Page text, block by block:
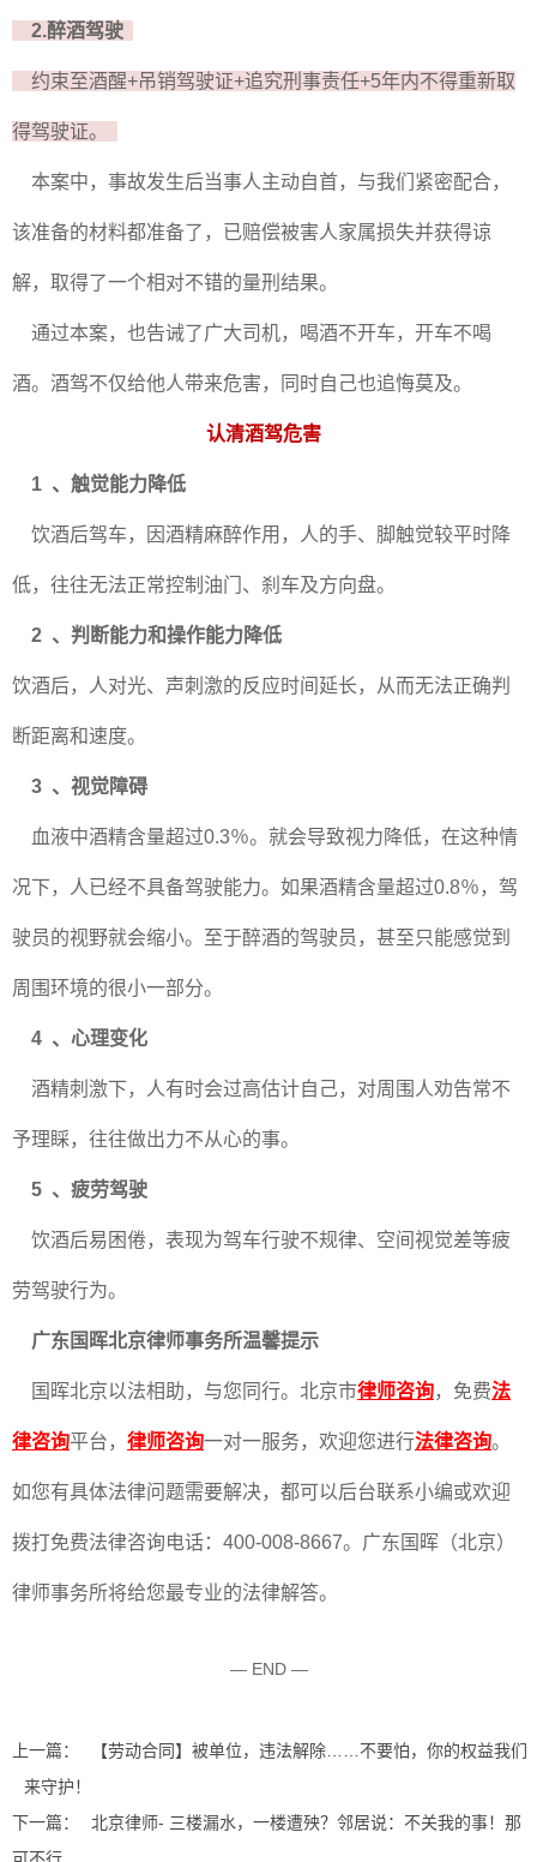
2.醉酒驾驶
约束至酒醒+吊销驾驶证+追究刑事责任+5年内不得重新取
得驾驶证。
本案中，事故发生后当事人主动自首，与我们紧密配合，
该准备的材料都准备了，已赔偿被害人家属损失并获得谅
解，取得了一个相对不错的量刑结果。
通过本案，也告诫了广大司机，喝酒不开车，开车不喝
酒。酒驾不仅给他人带来危害，同时自己也追悔莫及。
认清酒驾危害
1 、 触觉能力降低
饮酒后驾车，因酒精麻醉作用，人的手、脚触觉较平时降
低，往往无法正常控制油门、刹车及方向盘。
2 、 判断能力和操作能力降低
饮酒后，人对光、声刺激的反应时间延长，从而无法正确判
断距离和速度。
3 、 视觉障碍
血液中酒精含量超过0.3％。就会导致视力降低，在这种情
况下，人已经不具备驾驶能力。如果酒精含量超过0.8％，驾
驶员的视野就会缩小。至于醉酒的驾驶员，甚至只能感觉到
周围环境的很小一部分。
4 、 心理变化
酒精刺激下，人有时会过高估计自己，对周围人劝告常不
予理睬，往往做出力不从心的事。
5 、 疲劳驾驶
饮酒后易困倦，表现为驾车行驶不规律、空间视觉差等疲
劳驾驶行为。
广东国晖北京律师事务所温馨提示
国晖北京以法相助，与您同行。北京市律师咨询，免费法
律咨询平台， 律师咨询一对一服务，欢迎您进行法律咨询。
如您有具体法律问题需要解决，都可以后台联系小编或欢迎
拨打免费法律咨询电话：400-008-8667。广东国晖（北京）
律师事务所将给您最专业的法律解答。
— END —
上一篇：
【劳动合同】被单位，违法解除……不要怕，你的权益我们
来守护！
下一篇：
北京律师- 三楼漏水，一楼遭殃？邻居说：不关我的事！那